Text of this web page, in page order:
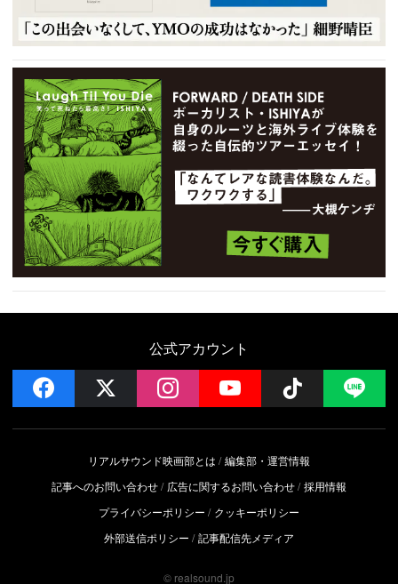
公式アカウント
facebook instagramYouTube Follow
リアルサウンド映画部とは
編集部・運営情報
記事へのお問い合わせ
広告に関するお問い合わせ 採用情報
プライバシーポリシー
クッキーポリシー
外部送信ポリシー
記事配信先メディア
© realsound.jp